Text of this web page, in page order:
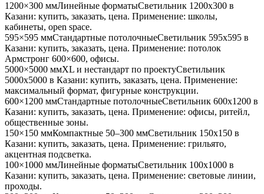
1200×300 ммЛинейные форматыСветильник 1200x300 в
Казани: купить, заказать, цена. Применение: школы,
кабинеты, open space.
595×595 ммСтандартные потолочныеСветильник 595x595 в
Казани: купить, заказать, цена. Применение: потолок
Армстронг 600×600, офисы.
5000×5000 ммXL и нестандарт по проектуСветильник
5000x5000 в Казани: купить, заказать, цена. Применение:
максимальный формат, фигурные конструкции.
600×1200 ммСтандартные потолочныеСветильник 600x1200 в
Казани: купить, заказать, цена. Применение: офисы, ритейл,
общественные зоны.
150×150 ммКомпактные 50–300 ммСветильник 150x150 в
Казани: купить, заказать, цена. Применение: грильято,
акцентная подсветка.
100×1000 ммЛинейные форматыСветильник 100x1000 в
Казани: купить, заказать, цена. Применение: световые линии,
проходы.